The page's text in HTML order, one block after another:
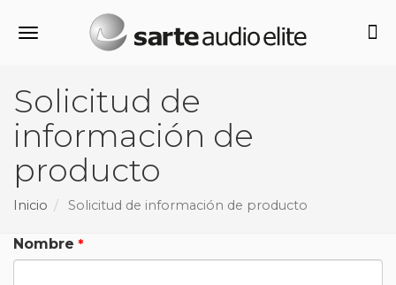
Alternar navegación
Solicitud de
información de
producto
Inicio Solicitud de información de producto
Nombre